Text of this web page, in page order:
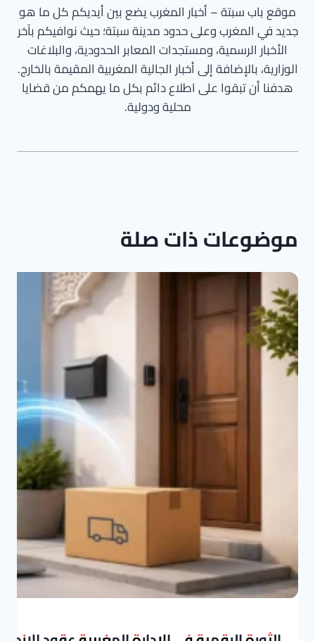
موقع باب سبتة – أخبار المغرب يضع بين أيديكم كل ما هو
جديد في المغرب وعلى حدود مدينة سبتة؛ حيث نوافيكم بآخر
الأخبار الرسمية، ومستجدات المعابر الحدودية، والبلاغات
الوزارية، بالإضافة إلى أخبار الجالية المغربية المقيمة بالخارج.
هدفنا أن تبقوا على اطلاع دائم بكل ما يهمكم من قضايا
محلية ودولية.
موضوعات ذات صلة